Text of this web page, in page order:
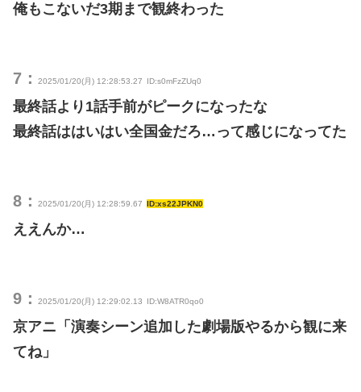
俺もこないだ3期まで観終わった
7： 2025/01/20(月) 12:28:53.27 ID:s0mFzZUq0
最終話より1話手前がピークになったな
最終話ははいはい全国金だろ…って感じになってた
8： 2025/01/20(月) 12:28:59.67 ID:xs22JPKN0
ええんか…
9： 2025/01/20(月) 12:29:02.13 ID:W8ATR0qo0
京アニ「演奏シーン追加した劇場版やるから観に来
てね」